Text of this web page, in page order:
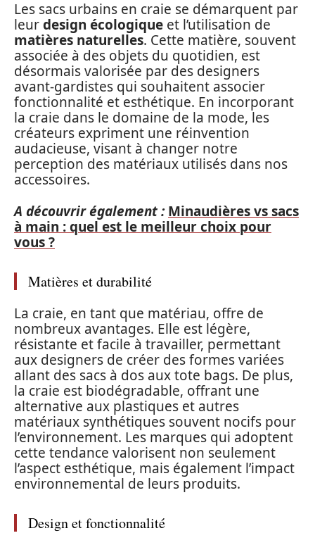
Les sacs urbains en craie se démarquent par
leurdesign écologique et l’utilisation de
matières naturelles. Cette matière, souvent
associée à des objets du quotidien, est
désormais valorisée par des designers
avant-gardistes qui souhaitent associer
fonctionnalité et esthétique. En incorporant
la craie dans le domaine de la mode, les
créateurs expriment une réinvention
audacieuse, visant à changer notre
perception des matériaux utilisés dans nos
accessoires.
A découvrir également : Minaudières vs sacs
à main : quel est le meilleur choix pour
vous ?
Matières et durabilité
La craie, en tant que matériau, offre de
nombreux avantages. Elle est légère,
résistante et facile à travailler, permettant
aux designers de créer des formes variées
allant des sacs à dos aux tote bags. De plus,
la craie est biodégradable, offrant une
alternative aux plastiques et autres
matériaux synthétiques souvent nocifs pour
l’environnement. Les marques qui adoptent
cette tendance valorisent non seulement
l’aspect esthétique, mais également l’impact
environnemental de leurs produits.
Design et fonctionnalité